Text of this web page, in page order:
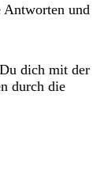
Antworten und
dich mit der
durch die